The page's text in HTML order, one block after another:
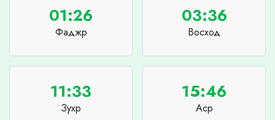
01:26
Фаджр
03:36
Восход
11:33
Зухр
15:46
Аср